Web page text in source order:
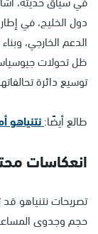
دول الخليج، في
الدعم الخارجي،
ظل تحولات
توسيع دائرة
طالع أيضًا:
انعكاسات
تصريحات نتنياهو
حجم وجدوى